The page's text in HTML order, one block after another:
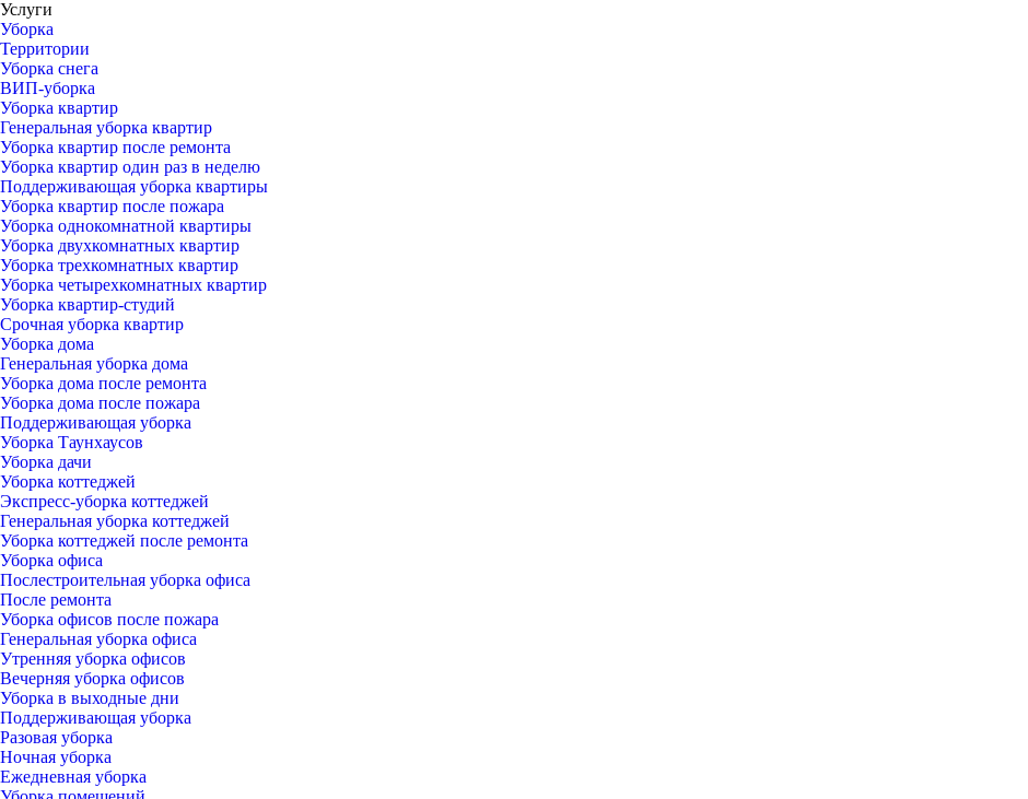
Услуги
Уборка
Территории
Уборка снега
ВИП-уборка
Уборка квартир
Генеральная уборка квартир
Уборка квартир после ремонта
Уборка квартир один раз в неделю
Поддерживающая уборка квартиры
Уборка квартир после пожара
Уборка однокомнатной квартиры
Уборка двухкомнатных квартир
Уборка трехкомнатных квартир
Уборка четырехкомнатных квартир
Уборка квартир-студий
Срочная уборка квартир
Уборка дома
Генеральная уборка дома
Уборка дома после ремонта
Уборка дома после пожара
Поддерживающая уборка
Уборка Таунхаусов
Уборка дачи
Уборка коттеджей
Экспресс-уборка коттеджей
Генеральная уборка коттеджей
Уборка коттеджей после ремонта
Уборка офиса
Послестроительная уборка офиса
После ремонта
Уборка офисов после пожара
Генеральная уборка офиса
Утренняя уборка офисов
Вечерняя уборка офисов
Уборка в выходные дни
Поддерживающая уборка
Разовая уборка
Ночная уборка
Ежедневная уборка